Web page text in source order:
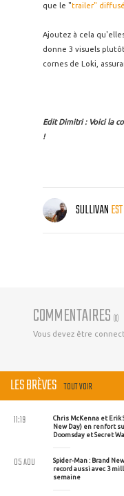
que le "trailer" diffusé
Ajoutez à cela
donne 3 visuels
cornes de Loki,
Edit Dimitri : Voici la
!
SULLIVAN
COMMENTAIRES (0)
Vous devez être
LES BRÈVES TOUT VOIR
Chris McKenna et Erik
New Day) en renfort
Doomsday et Secret
11:19
Spider-Man : Brand
record aussi avec 3
semaine
05 AOU